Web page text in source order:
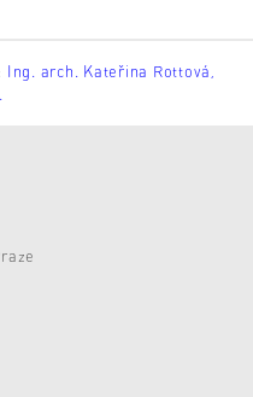
Ing. arch. Kateřina Rottová,